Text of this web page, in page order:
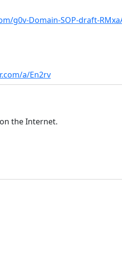
g0v-Domain-SOP-draft-
a/En2rv
the Internet.